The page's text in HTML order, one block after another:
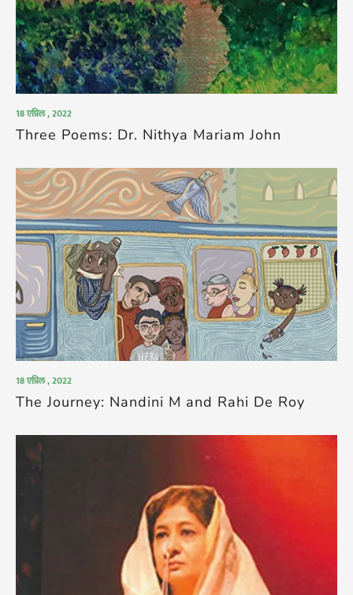
18 एप्रिल , 2022
Three Poems: Dr. Nithya Mariam John
18 एप्रिल , 2022
The Journey: Nandini M and Rahi De Roy